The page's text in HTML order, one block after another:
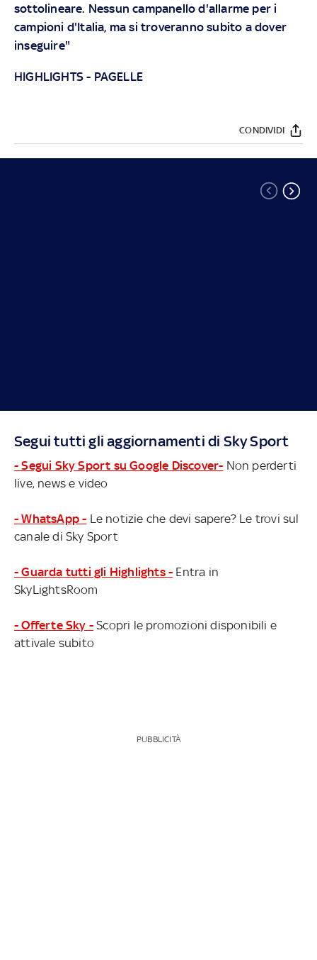
sottolineare. Nessun campanello d'allarme per i
campioni d'Italia, ma si troveranno subito a dover
inseguire"
HIGHLIGHTS - PAGELLE
CONDIVIDI
Segui tutti gli aggiornamenti di Sky Sport
- Segui Sky Sport su Google Discover- Non perderti
live, news e video
- WhatsApp - Le notizie che devi sapere? Le trovi sul
canale di Sky Sport
- Guarda tutti gli Highlights - Entra in
SkyLightsRoom
- Offerte Sky - Scopri le promozioni disponibili e
attivale subito
PUBBLICITÀ